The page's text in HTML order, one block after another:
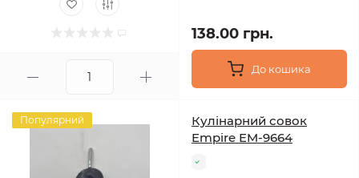
138.00 грн.
До кошика
Популярний
Кулінарний совок
Empire EM-9664